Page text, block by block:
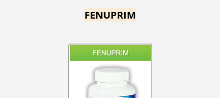
FENUPRIM